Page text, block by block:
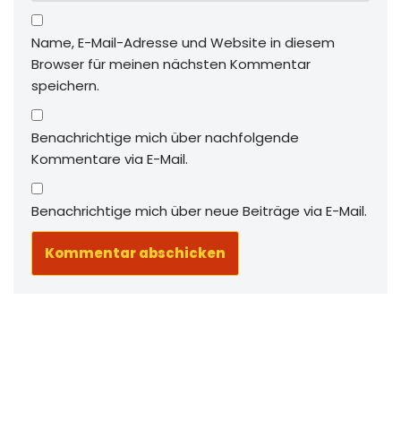
Name, E-Mail-Adresse und Website in diesem
Browser für meinen nächsten Kommentar
speichern.
Benachrichtige mich über nachfolgende
Kommentare via E-Mail.
Benachrichtige mich über neue Beiträge via E-Mail.